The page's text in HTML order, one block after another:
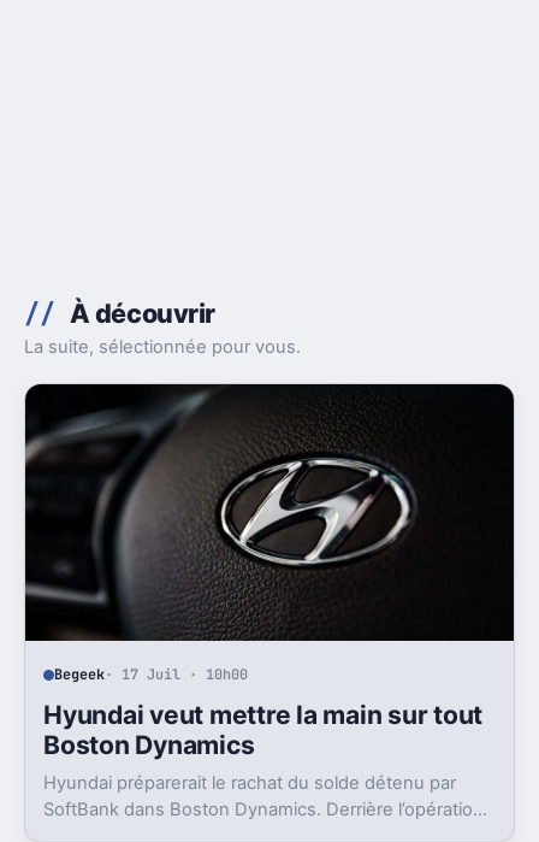
À découvrir
La suite, sélectionnée pour vous.
Begeek· 17 Juil · 10h00
Hyundai veut mettre la main sur tout
Boston Dynamics
Hyundai préparerait le rachat du solde détenu par
SoftBank dans Boston Dynamics. Derrière l’opération,